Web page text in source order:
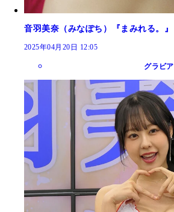
音羽美奈（みなぽち）『まみれる。』
2025年04月20日 12:05
グラビア